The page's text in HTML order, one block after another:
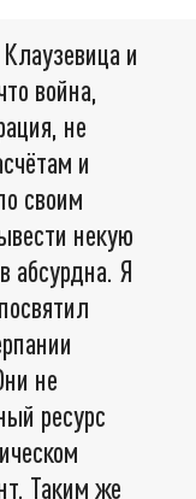
и
война,
не
и
своим
некую
абсурдна. Я
не
ресурс
Таким же